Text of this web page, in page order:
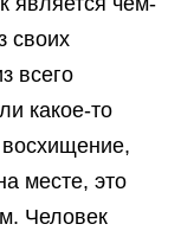
своих
всего
какое-то
месте, это
Человек